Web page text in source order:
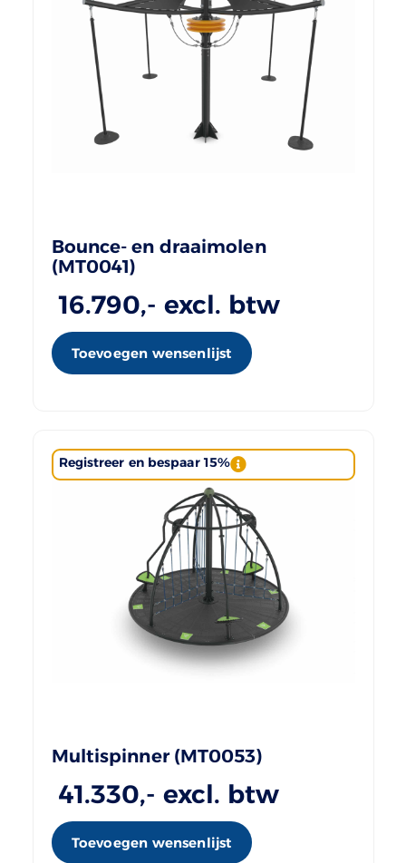
Bounce- en draaimolen
(MT0041)
16.790,- excl. btw
Toevoegen wensenlijst
Registreer en bespaar 15%
Multispinner (MT0053)
41.330,- excl. btw
Toevoegen wensenlijst